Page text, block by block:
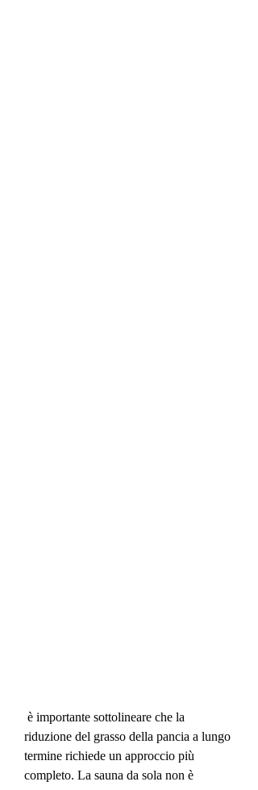
riduzione del grasso della pancia a lungo
termine richiede un approccio più
completo. La sauna da sola non è